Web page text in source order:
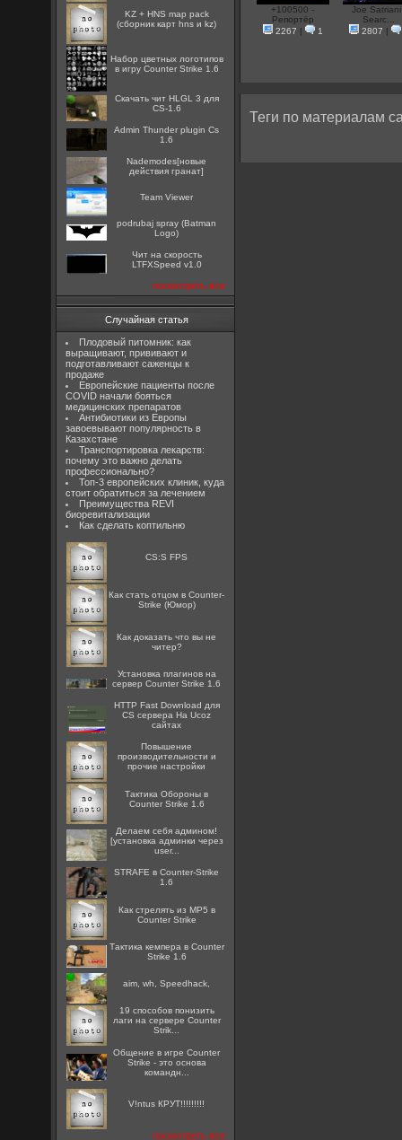
KZ + HNS map pack
(сборник карт hns и kz)
Набор цветных логотипов
в игру Counter Strike 1.6
Скачать чит HLGL 3 для
CS-1.6
Admin Thunder plugin Cs
1.6
Nademodes[новые
действия гранат]
Team Viewer
podrubaj spray (Batman
Logo)
Чит на скорость
LTFXSpeed v1.0
посмотреть все
Случайная статья
Плодовый питомник: как
выращивают, прививают и
подготавливают саженцы к
продаже
Европейские пациенты после
COVID начали бояться
медицинских препаратов
Антибиотики из Европы
завоевывают популярность в
Казахстане
Транспортировка лекарств:
почему это важно делать
профессионально?
Топ-3 европейских клиник, куда
стоит обратиться за лечением
Преимущества REVI
биоревитализации
Как сделать коптильню
CS:S FPS
Как стать отцом в Counter-
Strike (Юмор)
Как доказать что вы не
читер?
Установка плагинов на
сервер Counter Strike 1.6
HTTP Fast Download для
CS сервера На Ucoz
сайтах
Повышение
производительности и
прочие настройки
Тактика Обороны в
Counter Strike 1.6
Делаем себя админом!
[установка админки через
user...
STRAFE в Counter-Strike
1.6
Как стрелять из MP5 в
Counter Strike
Тактика кемпера в Counter
Strike 1.6
aim, wh, Speedhack,
19 способов понизить
лаги на сервере Counter
Strik...
Общение в игре Counter
Strike - это основа
командн...
V!ntus КРУТ!!!!!!!!!
посмотреть все
+100500 -
Репортёр
2267 | 1
Joe Satriani
Searc...
2807 |
Теги по материалам